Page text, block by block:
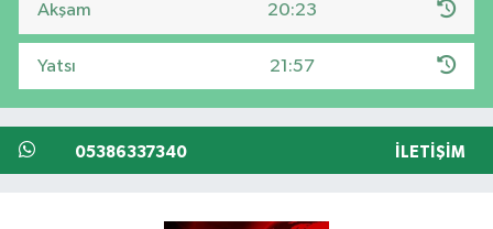
Akşam 20:23
Yatsı 21:57
05386337340 İLETIŞIM